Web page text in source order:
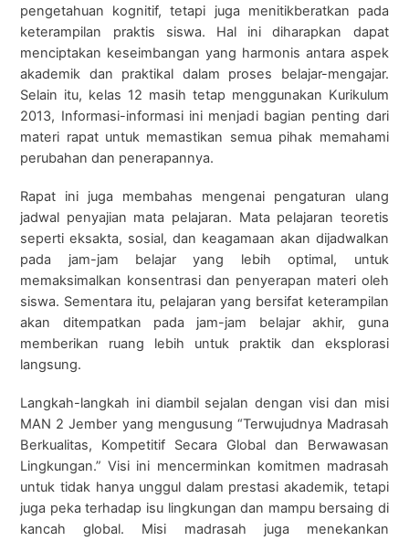
pengetahuan kognitif, tetapi juga menitikberatkan pada
keterampilan praktis siswa. Hal ini diharapkan dapat
menciptakan keseimbangan yang harmonis antara aspek
akademik dan praktikal dalam proses belajar-mengajar.
Selain itu, kelas 12 masih tetap menggunakan Kurikulum
2013, Informasi-informasi ini menjadi bagian penting dari
materi rapat untuk memastikan semua pihak memahami
perubahan dan penerapannya.
Rapat ini juga membahas mengenai pengaturan ulang
jadwal penyajian mata pelajaran. Mata pelajaran teoretis
seperti eksakta, sosial, dan keagamaan akan dijadwalkan
pada jam-jam belajar yang lebih optimal, untuk
memaksimalkan konsentrasi dan penyerapan materi oleh
siswa. Sementara itu, pelajaran yang bersifat keterampilan
akan ditempatkan pada jam-jam belajar akhir, guna
memberikan ruang lebih untuk praktik dan eksplorasi
langsung.
Langkah-langkah ini diambil sejalan dengan visi dan misi
MAN 2 Jember yang mengusung “Terwujudnya Madrasah
Berkualitas, Kompetitif Secara Global dan Berwawasan
Lingkungan.” Visi ini mencerminkan komitmen madrasah
untuk tidak hanya unggul dalam prestasi akademik, tetapi
juga peka terhadap isu lingkungan dan mampu bersaing di
kancah global. Misi madrasah juga menekankan